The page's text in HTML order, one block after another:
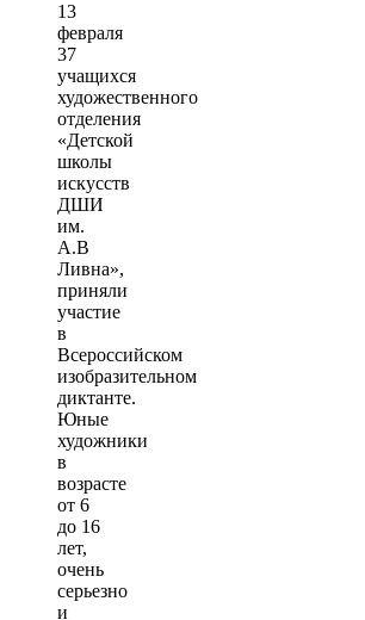
13
февраля
37
учащихся
художественного
отделения
«Детской
школы
искусств
ДШИ
им.
А.В
Ливна»,
приняли
участие
в
Всероссийском
изобразительном
диктанте.
Юные
художники
в
возрасте
от 6
до 16
лет,
очень
серьезно
и